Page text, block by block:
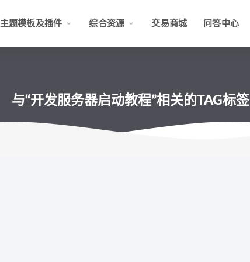
主题模板及插件 综合资源 交易商城 问答中心
与“开发服务器启动教程”相关的TAG标签